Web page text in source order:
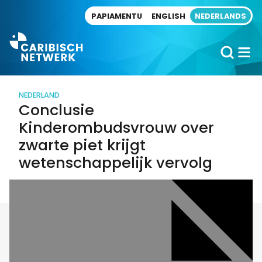
PAPIAMENTU ENGLISH NEDERLANDS
NEDERLAND
Conclusie
Kinderombudsvrouw over
zwarte piet krijgt
wetenschappelijk vervolg